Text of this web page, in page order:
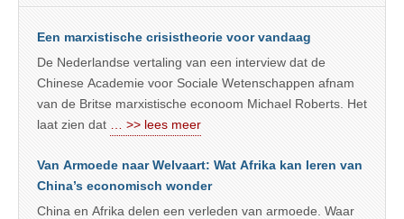
Een marxistische crisistheorie voor vandaag
De Nederlandse vertaling van een interview dat de
Chinese Academie voor Sociale Wetenschappen afnam
van de Britse marxistische econoom Michael Roberts. Het
laat zien dat
… >> lees meer
Van Armoede naar Welvaart: Wat Afrika kan leren van
China’s economisch wonder
China en Afrika delen een verleden van armoede. Waar